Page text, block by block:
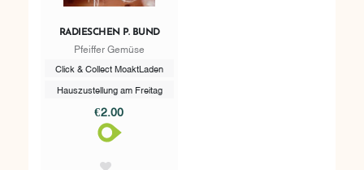
RADIESCHEN P. BUND
Pfeiffer Gemüse
Click & Collect MoaktLaden
Hauszustellung am Freitag
€2.00